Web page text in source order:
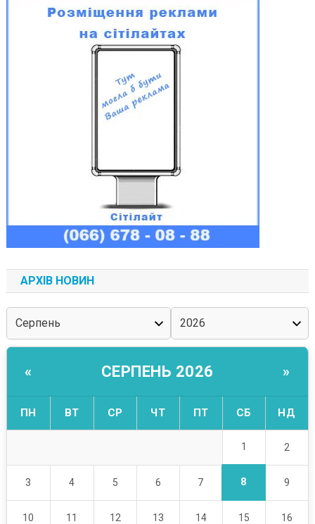
АРХІВ НОВИН
« СЕРПЕНЬ 2026 »
ПН ВТ СР ЧТ ПТ СБ НД
1 2
3 4 5 6 7 8 9
10 11 12 13 14 15 16